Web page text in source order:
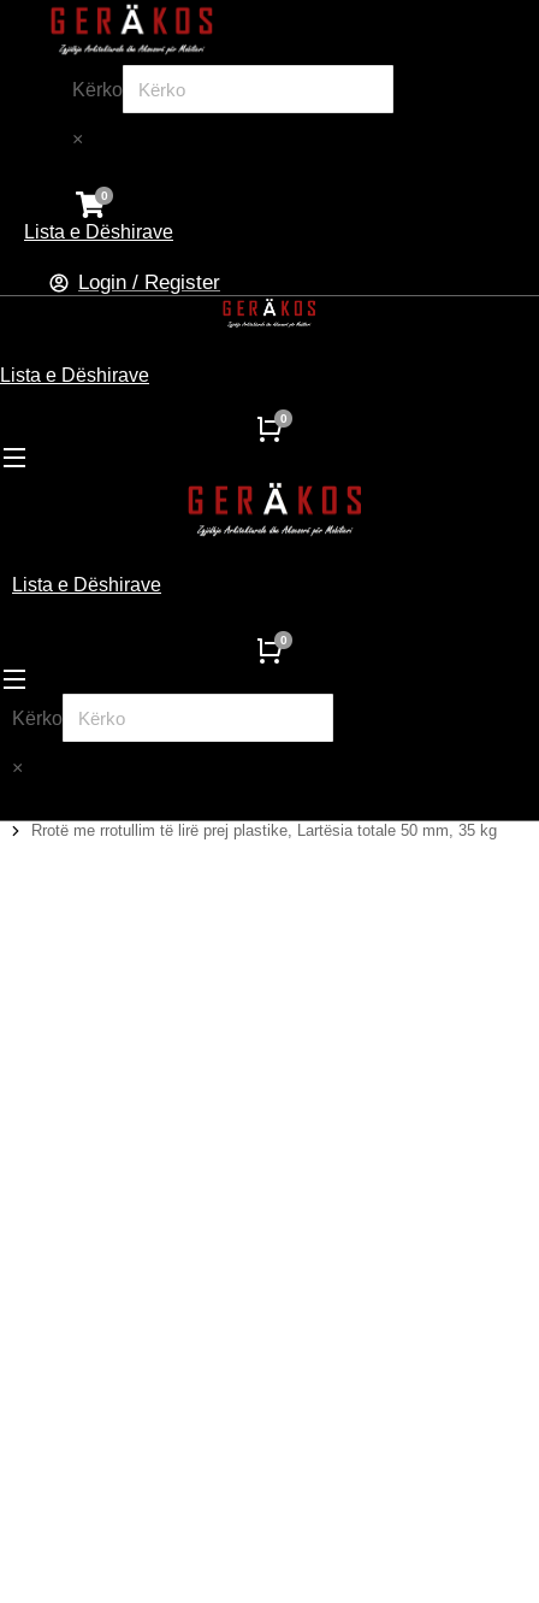
Kërko
×
Lista e Dëshirave
Login / Register
Lista e Dëshirave
Lista e Dëshirave
Kërko
×
You are here:
Rrotë me rrotullim të lirë prej plastike, Lartësia totale 50 mm, 35 kg